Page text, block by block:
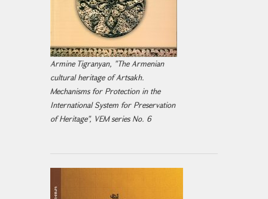
Armine Tigranyan, "The Armenian
cultural heritage of Artsakh.
Mechanisms for Protection in the
International System for Preservation
of Heritage", VEM series No. 6